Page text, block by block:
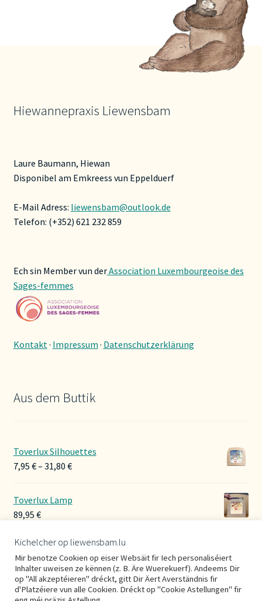
Hiewannepraxis Liewensbam
Laure Baumann, Hiewan
Disponibel am Emkreess vun Eppelduerf
E-Mail Adress: liewensbam@outlook.de
Telefon: (+352) 621 232 859
Ech sin Member vun derAssociation Luxembourgeoise des
Sages-femmes
Kontakt· Impressum · Datenschutzerklärung
Aus dem Buttik
Toverlux Silhouettes
7,95 €– 31,80 €Preisspanne:
Toverlux Lamp
89,95 €
Hoerbänner Wollwalk
29,00€
Kichelcher op liewensbam.lu
Mir benotze Cookien op eiser Websäit fir Iech personaliséiert
Inhalter uweisen ze kënnen (z. B. Äre Wuerekuerf). Andeems Dir
op "All akzeptéieren" dréckt, gitt Dir Äert Averständnis fir
d'Platzéiere vun alle Cookien. Dréckt op "Cookie Astellungen" fir